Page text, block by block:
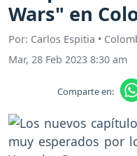
Wars" en
Por: Carlos Espitia •
Mar, 28 Feb 2023 8:30 am
Comparte en: